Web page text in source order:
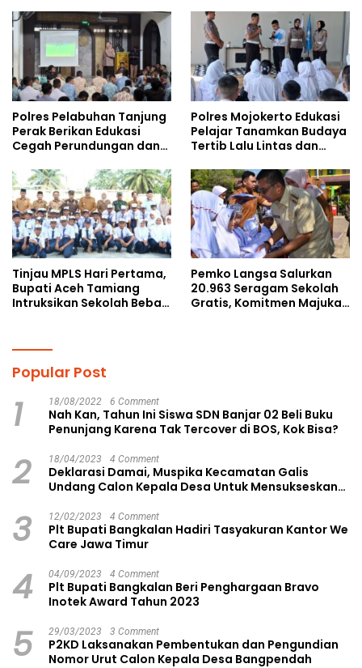
Kalangan Remaja
Doktoral Internasional
Polres Pelabuhan Tanjung
Perak Berikan Edukasi
Cegah Perundungan dan
kepada Pelajar MPLS
Polres Mojokerto Edukasi
Pelajar Tanamkan Budaya
Tertib Lalu Lintas dan
Tinjau MPLS Hari Pertama,
Bupati Aceh Tamiang
Intruksikan Sekolah Bebas
Pemko Langsa Salurkan
20.963 Seragam Sekolah
Gratis, Komitmen Majukan
Popular Post
1 18/08/2022 6 Comment
Nah Kan, Tahun Ini Siswa SDN Banjar 02 Beli Buku
Penunjang Karena Tak Tercover di BOS, Kok Bisa?
2 18/04/2023 4 Comment
Deklarasi Damai, Muspika Kecamatan Galis
Undang Calon Kepala Desa Untuk Mensukseskan
3 12/02/2023 4 Comment
Plt Bupati Bangkalan Hadiri Tasyakuran Kantor We
Care Jawa Timur
4 04/09/2023 4 Comment
Plt Bupati Bangkalan Beri Penghargaan Bravo
Inotek Award Tahun 2023
5 29/03/2023 3 Comment
P2KD Laksanakan Pembentukan dan Pengundian
Nomor Urut Calon Kepala Desa Bangpendah